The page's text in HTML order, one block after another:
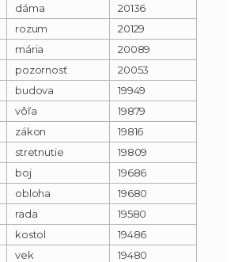
dáma
20136
rozum
20129
mária
20089
pozornosť
20053
budova
19949
vôľa
19879
zákon
19816
stretnutie
19809
boj
19686
obloha
19680
rada
19580
kostol
19486
vek
19480